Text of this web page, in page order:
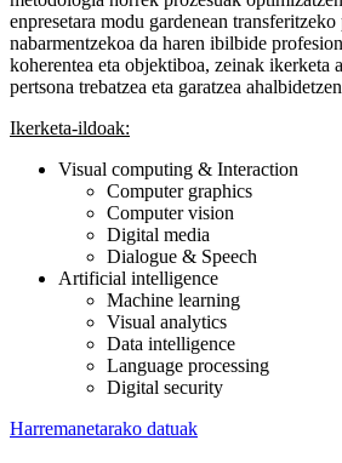
enpresetara modu gardenean
nabarmentzekoa da haren ibilbide
koherentea eta objektiboa, zeinak ikerketa
pertsona trebatzea eta garatzea
Ikerketa-ildoak:
Visual computing & Interaction
Computer graphics
Computer vision
Digital media
Dialogue & Speech
Artificial intelligence
Machine learning
Visual analytics
Data intelligence
Language processing
Digital security
Harremanetarako datuak